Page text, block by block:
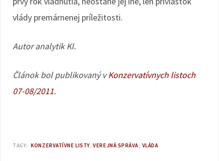
vlády premárnenej príležitosti.
Autor analytik KI.
Článok bol publikovaný vKonzervatívnych listoch
07-08/2011.
TAGY: KONZERVATÍVNE LISTY VEREJNÁ SPRÁVA VLÁDA